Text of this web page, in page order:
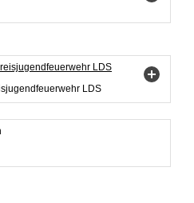
LDS